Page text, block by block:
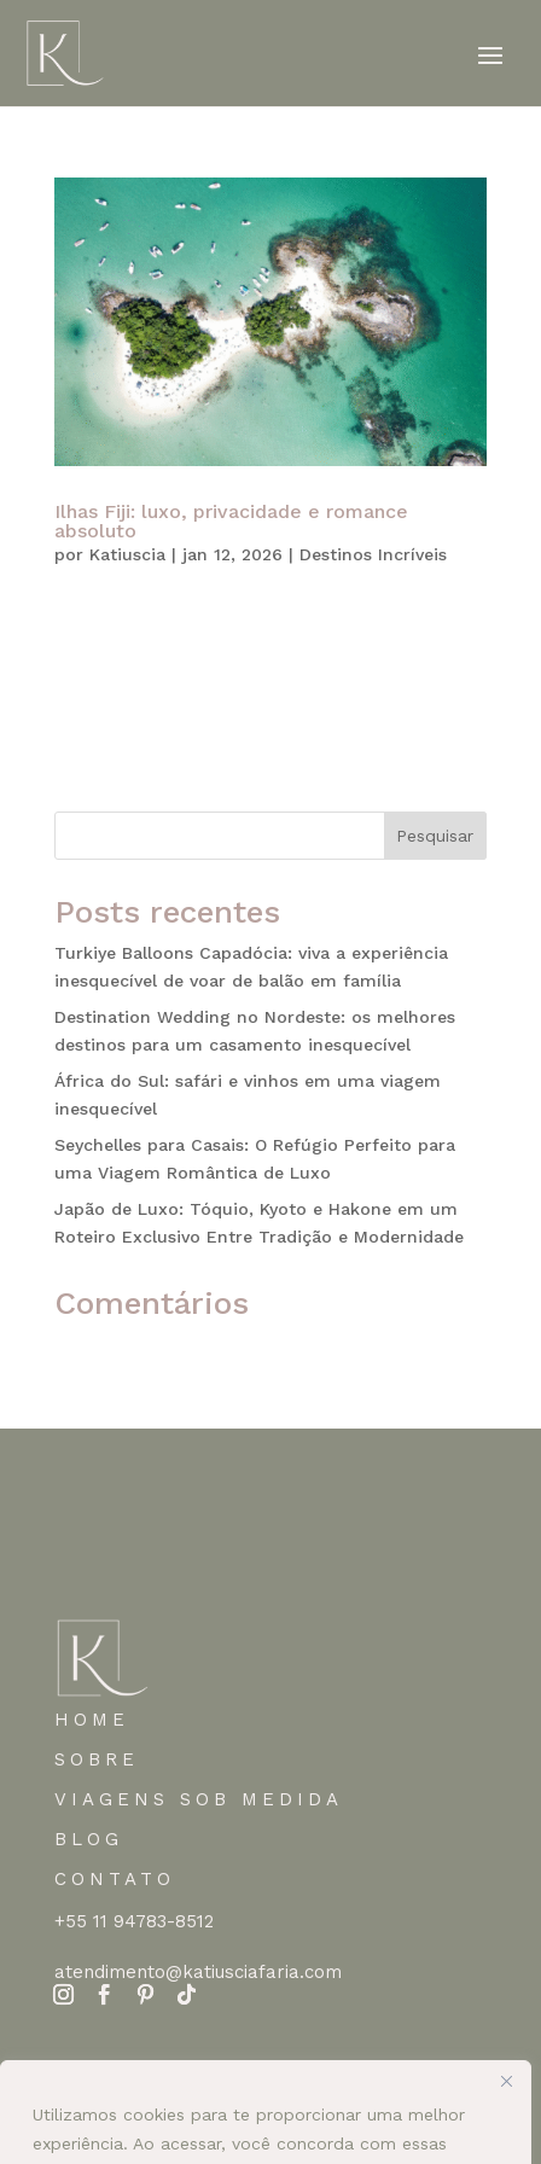
Utilizamos cookies para te proporcionar uma melhor
experiência. Ao acessar, você concorda com essas
Ilhas Fiji: luxo, privacidade e romance
absoluto
por Katiuscia| jan 12, 2026 | Destinos Incríveis
Pesquisar
Posts recentes
Turkiye Balloons Capadócia: viva a experiência
inesquecível de voar de balão em família
Destination Wedding no Nordeste: os melhores
destinos para um casamento inesquecível
África do Sul: safári e vinhos em uma viagem
inesquecível
Seychelles para Casais: O Refúgio Perfeito para
uma Viagem Romântica de Luxo
Japão de Luxo: Tóquio, Kyoto e Hakone em um
Roteiro Exclusivo Entre Tradição e Modernidade
Comentários
HOME
SOBRE
VIAGENS SOB MEDIDA
BLOG
CONTATO
+55 11 94783-8512
atendimento@katiusciafaria.com